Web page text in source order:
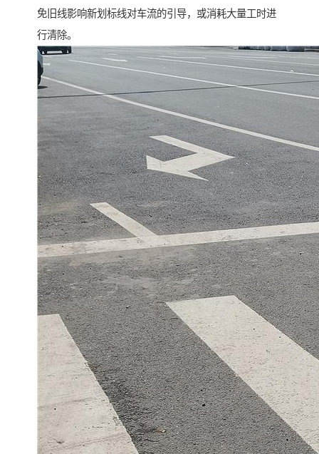
免旧线影响新划标线对车流的引导，或消耗大量工时进
行清除。